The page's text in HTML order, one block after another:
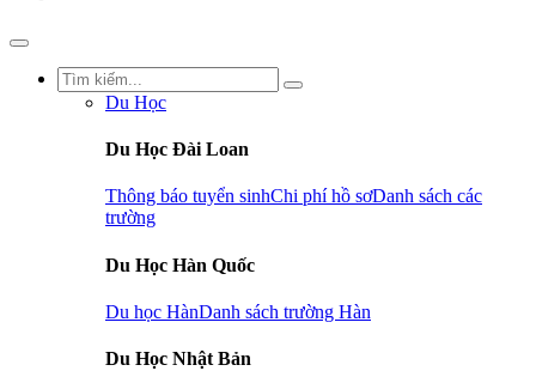
Du Học
Du Học Đài Loan
Thông báo tuyển sinhChi phí hồ sơDanh sách các
trường
Du Học Hàn Quốc
Du học HànDanh sách trường Hàn
Du Học Nhật Bản